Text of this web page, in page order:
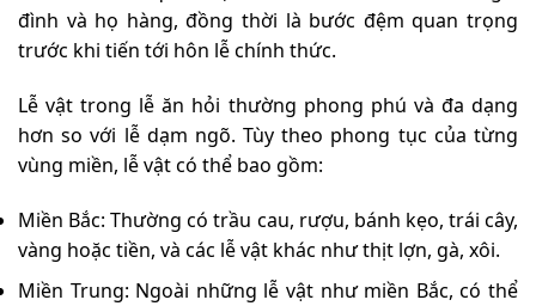
đình và họ hàng, đồng thời là bước đệm quan trọng
trước khi tiến tới hôn lễ chính thức.
Lễ vật trong lễ ăn hỏi thường phong phú và đa dạng
hơn so với lễ dạm ngõ. Tùy theo phong tục của từng
vùng miền, lễ vật có thể bao gồm:
Miền Bắc: Thường có trầu cau, rượu, bánh kẹo, trái cây,
vàng hoặc tiền, và các lễ vật khác như thịt lợn, gà, xôi.
Miền Trung: Ngoài những lễ vật như miền Bắc, có thể